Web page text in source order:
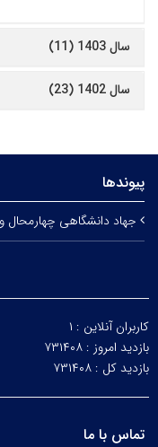
سال 1403 (11)
سال 1402 (23)
پیوندها
جهاد دانشگاهی چهارمحال
کاربران آنلاین : ۱
بازدید امروز : ۷۳۱۴۰۸
بازدید کل : ۷۳۱۴۰۸
تماس با ما